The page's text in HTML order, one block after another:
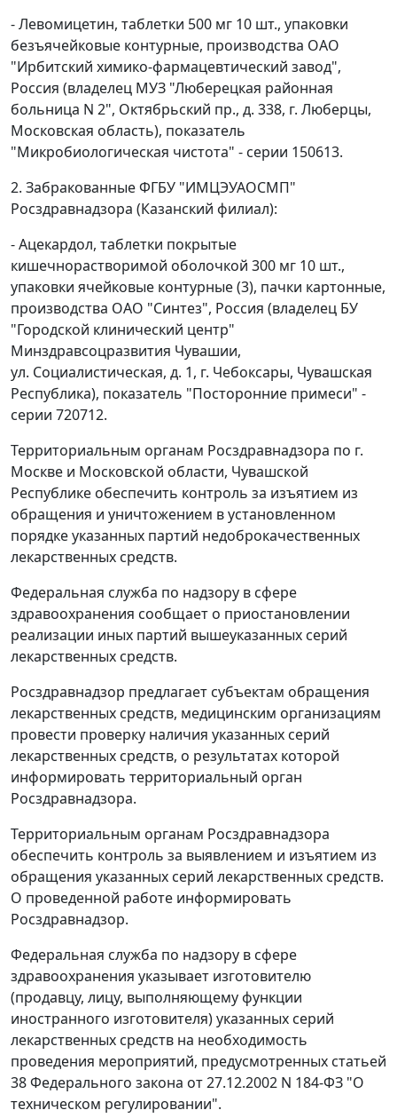
- Левомицетин, таблетки 500 мг 10 шт., упаковки
безъячейковые контурные, производства ОАО
"Ирбитский химико-фармацевтический завод",
Россия (владелец МУЗ "Люберецкая районная
больница N 2", Октябрьский пр., д. 338, г. Люберцы,
Московская область), показатель
"Микробиологическая чистота" - серии 150613.
2. Забракованные ФГБУ "ИМЦЭУАОСМП"
Росздравнадзора (Казанский филиал):
- Ацекардол, таблетки покрытые
кишечнорастворимой оболочкой 300 мг 10 шт.,
упаковки ячейковые контурные (3), пачки картонные,
производства ОАО "Синтез", Россия (владелец БУ
"Городской клинический центр"
Минздравсоцразвития Чувашии,
ул. Социалистическая, д. 1, г. Чебоксары, Чувашская
Республика), показатель "Посторонние примеси" -
серии 720712.
Территориальным органам Росздравнадзора по г.
Москве и Московской области, Чувашской
Республике обеспечить контроль за изъятием из
обращения и уничтожением в установленном
порядке указанных партий недоброкачественных
лекарственных средств.
Федеральная служба по надзору в сфере
здравоохранения сообщает о приостановлении
реализации иных партий вышеуказанных серий
лекарственных средств.
Росздравнадзор предлагает субъектам обращения
лекарственных средств, медицинским организациям
провести проверку наличия указанных серий
лекарственных средств, о результатах которой
информировать территориальный орган
Росздравнадзора.
Территориальным органам Росздравнадзора
обеспечить контроль за выявлением и изъятием из
обращения указанных серий лекарственных средств.
О проведенной работе информировать
Росздравнадзор.
Федеральная служба по надзору в сфере
здравоохранения указывает изготовителю
(продавцу, лицу, выполняющему функции
иностранного изготовителя) указанных серий
лекарственных средств на необходимость
проведения мероприятий, предусмотренных статьей
38 Федерального закона от 27.12.2002 N 184-ФЗ "О
техническом регулировании".